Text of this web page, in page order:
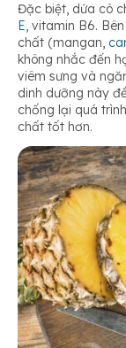
Đặc biệt, dứa có
E, vitamin B6.
chất (mangan,
không nhắc đến
viêm sưng và
dinh dưỡng này
chống lại quá
chất tốt hơn.